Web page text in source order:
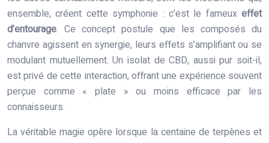
ensemble, créent cette symphonie : c’est le fameux effet
d’entourage. Ce concept postule que les composés du
chanvre agissent en synergie, leurs effets s’amplifiant ou se
modulant mutuellement. Un isolat de CBD, aussi pur soit-il,
est privé de cette interaction, offrant une expérience souvent
perçue comme « plate » ou moins efficace par les
connaisseurs.
La véritable magie opère lorsque la centaine de terpènes et